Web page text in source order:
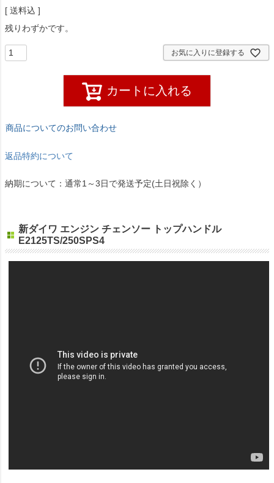
送料込
残りわずかです。
お気に入りに登録する
カートに入れる
商品についてのお問い合わせ
返品特約について
納期について：通常1～3日で発送予定(土日祝除く）
新ダイワ エンジン チェンソー トップハンドル
E2125TS/250SPS4